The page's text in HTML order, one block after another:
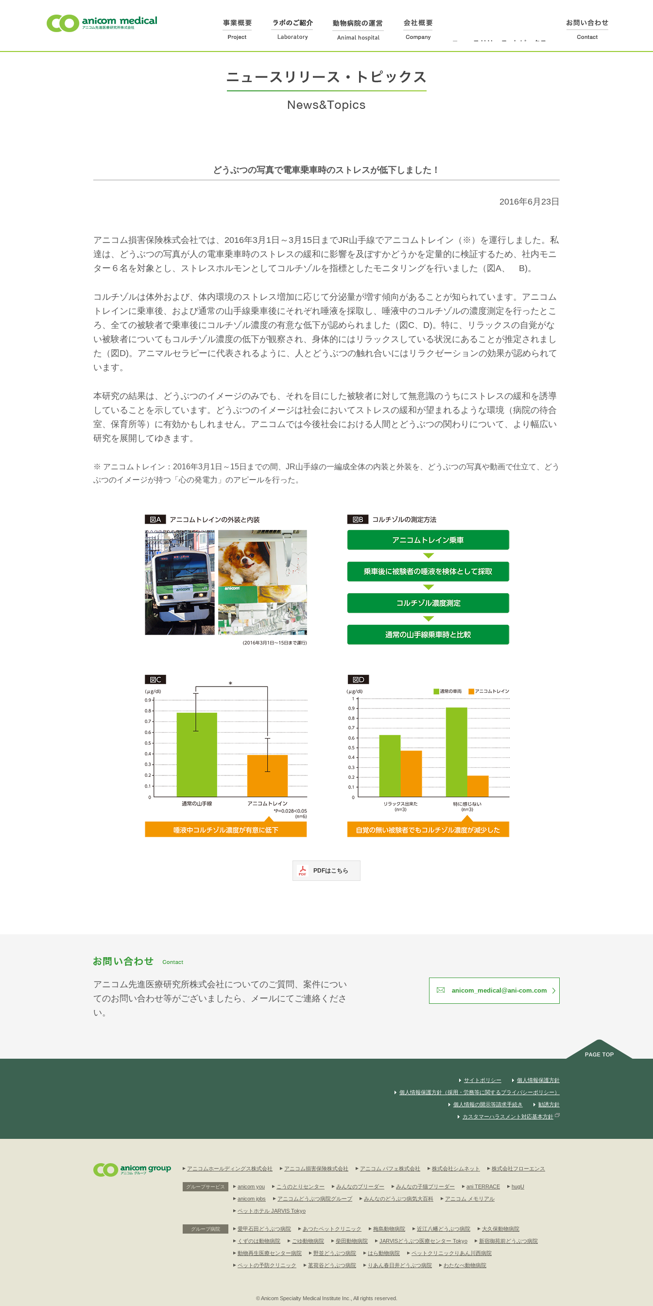
どうぶつの写真で電車乗車時のストレスが低下しました！
2016年6月23日
アニコム損害保険株式会社では、2016年3月1日～3月15日までJR山手線でアニコムトレイン（※）を運行しました。私
達は、どうぶつの写真が人の電車乗車時のストレスの緩和に影響を及ぼすかどうかを定量的に検証するため、社内モニ
ター６名を対象とし、ストレスホルモンとしてコルチゾルを指標としたモニタリングを行いました（図A、 B)。
コルチゾルは体外および、体内環境のストレス増加に応じて分泌量が増す傾向があることが知られています。アニコム
トレインに乗車後、および通常の山手線乗車後にそれぞれ唾液を採取し、唾液中のコルチゾルの濃度測定を行ったとこ
ろ、全ての被験者で乗車後にコルチゾル濃度の有意な低下が認められました（図C、D)。特に、リラックスの自覚がな
い被験者についてもコルチゾル濃度の低下が観察され、身体的にはリラックスしている状況にあることが推定されまし
た（図D)。アニマルセラピーに代表されるように、人とどうぶつの触れ合いにはリラクゼーションの効果が認められて
います。
本研究の結果は、どうぶつのイメージのみでも、それを目にした被験者に対して無意識のうちにストレスの緩和を誘導
していることを示しています。どうぶつのイメージは社会においてストレスの緩和が望まれるような環境（病院の待合
室、保育所等）に有効かもしれません。アニコムでは今後社会における人間とどうぶつの関わりについて、より幅広い
研究を展開してゆきます。
※ アニコムトレイン：2016年3月1日～15日までの間、JR山手線の一編成全体の内装と外装を、どうぶつの写真や動画で仕立て、どう
ぶつのイメージが持つ「心の発電力」のアピールを行った。
PDFはこちら
アニコム先進医療研究所株式会社についてのご質問、案件につい
てのお問い合わせ等がございましたら、メールにてご連絡くださ
い。
anicom_medical@ani-com.com
サイトポリシー 個人情報保護方針
個人情報保護方針（採用・労務等に関するプライバシーポリシー）
個人情報の開示等請求手続き 勧誘方針
カスタマーハラスメント対応基本方針
アニコムホールディングス株式会社 アニコム損害保険株式会社 アニコム パフェ株式会社 株式会社シムネット 株式会社フローエンス
グループサービス anicom you こうのとりセンター みんなのブリーダー みんなの子猫ブリーダー ani TERRACE hugU
anicom jobs アニコムどうぶつ病院グループ みんなのどうぶつ病気大百科 アニコム メモリアル
ペットホテル JARVIS Tokyo
グループ病院 愛甲石田どうぶつ病院 あつたペットクリニック 梅島動物病院 近江八幡どうぶつ病院 大久保動物病院
くずのは動物病院 ごゆ動物病院 柴田動物病院 JARVISどうぶつ医療センター Tokyo 新宿御苑前どうぶつ病院
動物再生医療センター病院 野並どうぶつ病院 はら動物病院 ペットクリニックりあん川西病院
ペットの予防クリニック 茗荷谷どうぶつ病院 りあん春日井どうぶつ病院 わたなべ動物病院
© Anicom Specialty Medical Institute Inc., All rights reserved.